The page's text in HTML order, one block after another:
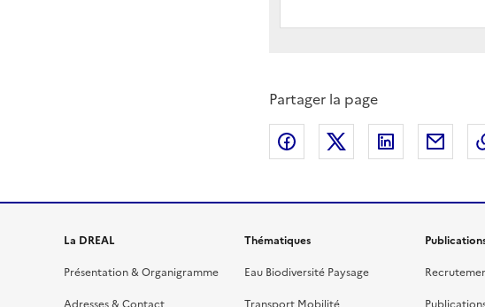
Partager la page
Partager sur Facebook
Partager sur X
Partager
La DREAL
Présentation & Organigramme
Thématiques
Eau Biodiversité Paysage